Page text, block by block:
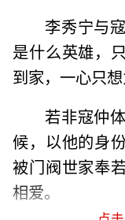
李秀宁与
是什么英雄，
到家，一心只
若非寇仲
候，以他的身
被门阀世家奉
相爱。